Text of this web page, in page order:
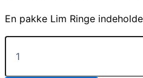
En pakke Lim Ringe